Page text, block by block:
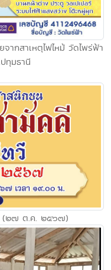
ากสาเหตุไฟไหม้ วัดไพร่ฟ้า
ทุมธานี
(๒๗ ต.ค. ๒๕๖๗)